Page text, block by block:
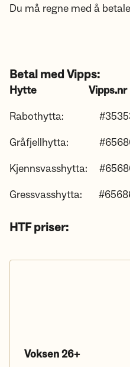
Du må regne med å
Betal med Vipps:
Hytte
Vipps.nr
Rabothytta:
Gråfjellhytta:
Kjennsvasshytta:
Gressvasshytta:
HTF priser:
Voksen 26+